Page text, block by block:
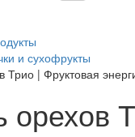
и сухофрукты
Трио | Фруктовая